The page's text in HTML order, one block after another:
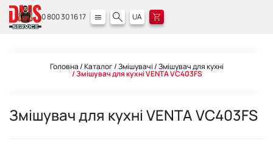
0 800 30 16 17 UA
Головна Каталог Змішувачі Змішувач для кухні
Змішувач для кухні VENTA VC403FS
Змішувач для кухні VENTA VC403FS